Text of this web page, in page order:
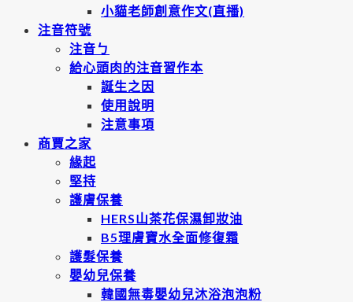
小貓老師創意作文(直播)
注音符號
注音ㄅ
給心頭肉的注音習作本
誕生之因
使用說明
注意事項
商賈之家
緣起
堅持
護膚保養
HERS山茶花保濕卸妝油
B5理膚寶水全面修復霜
護髮保養
嬰幼兒保養
韓國無毒嬰幼兒沐浴泡泡粉